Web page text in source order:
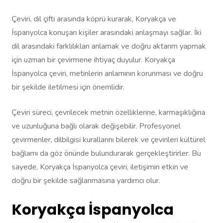
Çeviri, dil çifti arasında köprü kurarak, Koryakça ve
İspanyolca konuşan kişiler arasındaki anlaşmayı sağlar. İki
dil arasındaki farklılıkları anlamak ve doğru aktarım yapmak
için uzman bir çevirmene ihtiyaç duyulur. Koryakça
İspanyolca çeviri, metinlerin anlamının korunması ve doğru
bir şekilde iletilmesi için önemlidir.
Çeviri süreci, çevrilecek metnin özelliklerine, karmaşıklığına
ve uzunluğuna bağlı olarak değişebilir. Profesyonel
çevirmenler, dilbilgisi kurallarını bilerek ve çevirileri kültürel
bağlamı da göz önünde bulundurarak gerçekleştirirler. Bu
sayede, Koryakça İspanyolca çeviri, iletişimin etkin ve
doğru bir şekilde sağlanmasına yardımcı olur.
Koryakça İspanyolca